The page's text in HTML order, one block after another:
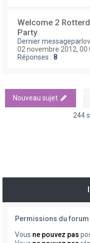
Welcome 2
Party
Dernier messagepar
02 novembre 2012,
Réponses : 8
Nouveau sujet
244
Permissions du forum
Vous ne pouvez pas